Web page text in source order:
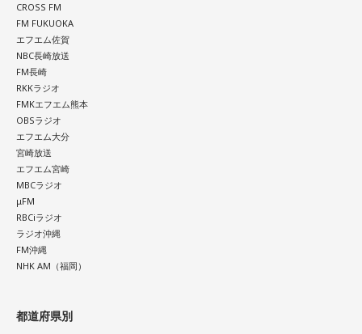
CROSS FM
FM FUKUOKA
エフエム佐賀
NBC長崎放送
FM長崎
RKKラジオ
FMKエフエム熊本
OBSラジオ
エフエム大分
宮崎放送
エフエム宮崎
MBCラジオ
μFM
RBCiラジオ
ラジオ沖縄
FM沖縄
NHK AM（福岡）
都道府県別